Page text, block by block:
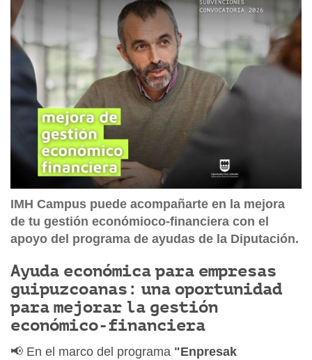
IMH Campus puede acompañarte en la mejora
de tu gestión económioco-financiera con el
apoyo del programa de ayudas de la Diputación.
Ayuda económica para empresas
guipuzcoanas: una oportunidad
para mejorar la gestión
económico-financiera
📢 En el marco del programa "Enpresak